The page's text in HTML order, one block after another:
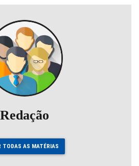
Redação
TODAS AS MATÉRIAS